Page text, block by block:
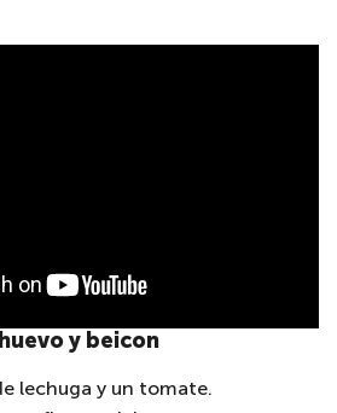
y beicon
lechuga y un tomate.